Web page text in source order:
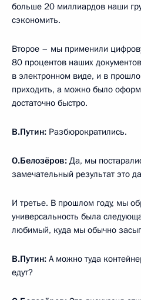
больше 20 миллиардов наши
сэкономить.
Второе – мы применили
80 процентов наших
в электронном виде, и в
приходить, а можно было
достаточно быстро.
В.Путин: Разбюрократились.
О.Белозёров: Да, мы
замечательный результат это
И третье. В прошлом году, мы
универсальность была
любимый, куда мы обычно
В.Путин: А можно туда
едут?